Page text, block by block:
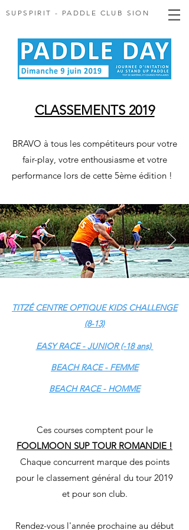
SUPSPIRIT - PADDLE CLUB SION
CLASSEMENTS 2019
BRAVO à tous les compétiteurs pour votre
fair-play, votre enthousiasme et votre
performance lors de cette 5ème édition !
TITZÉ CENTRE OPTIQUE KIDS CHALLENGE
(8-13)
EASY RACE -JUNIOR (-18 ans)
BEACH RACE - FEMME
BEACH RACE - HOMME
Ces courses comptent pour le
FOOLMOON SUP TOUR ROMANDIE !
Chaque concurrent marque des points
pour le classement général du tour 2019
et pour son club.
Rendez-vous l'année prochaine au début